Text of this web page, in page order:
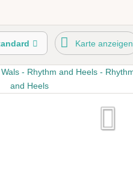
Karte anzeigen